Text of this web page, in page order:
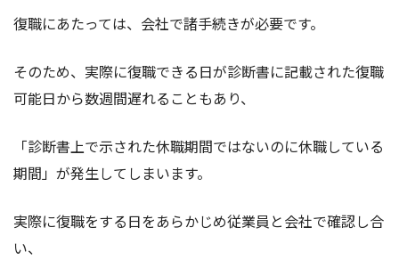
復職にあたっては、会社で諸手続きが必要です。
そのため、実際に復職できる日が診断書に記載された復職
可能日から数週間遅れることもあり、
「診断書上で示された休職期間ではないのに休職している
期間」が発生してしまいます。
実際に復職をする日をあらかじめ従業員と会社で確認し合
い、